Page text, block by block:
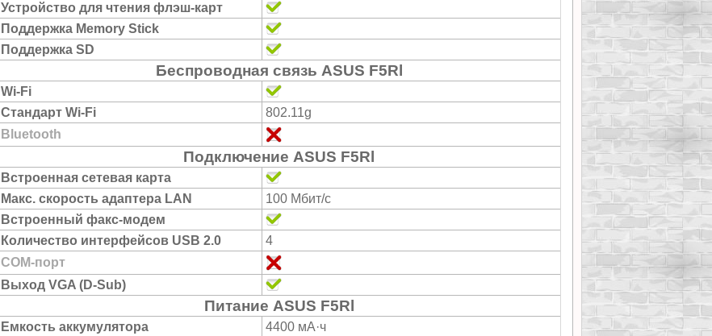
Устройство для чтения флэш-карт
Поддержка Memory Stick
Поддержка SD
Беспроводная связь ASUS F5Rl
Wi-Fi
Стандарт Wi-Fi
802.11g
Bluetooth
Подключение ASUS F5Rl
Встроенная сетевая карта
Макс. скорость адаптера LAN
100 Мбит/с
Встроенный факс-модем
Количество интерфейсов USB 2.0
4
COM-порт
Выход VGA (D-Sub)
Питание ASUS F5Rl
Емкость аккумулятора
4400 мА·ч